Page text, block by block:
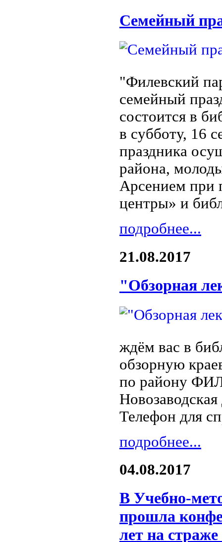
Cемейный
"Филевский
семейный
состоится в
в субботу, 16
праздника
района,
Арсением при
центры» и
подробнее...
21.08.2017
"Обзорная
ждём вас в
обзорную
по району
Телефон для
подробнее...
04.08.2017
В Учебно-
прошла
лет на